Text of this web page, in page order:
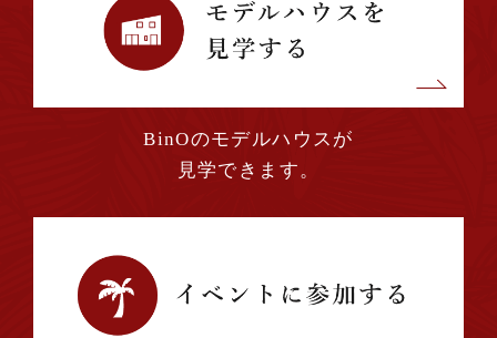
BinOのモデルハウスが
見学できます。